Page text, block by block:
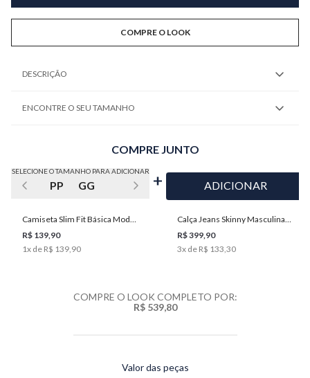
COMPRE O LOOK
DESCRIÇÃO
ENCONTRE O SEU TAMANHO
COMPRE JUNTO
SELECIONE O TAMANHO PARA ADICIONAR
PP GG
Camiseta Slim Fit Básica Moda
Masculina Individual
R$ 139,90
1x de R$ 139,90
ADICIONAR
Calça Jeans Skinny Masculina
Individual
R$ 399,90
3x de R$ 133,30
COMPRE O LOOK COMPLETO POR:
R$ 539,80
Valor das peças